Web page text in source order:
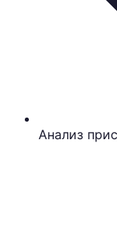
Анализ